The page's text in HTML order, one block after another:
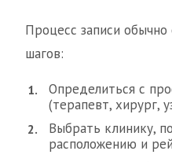
Процесс записи обычно
шагов:
Определиться с
(терапевт, хирург,
Выбрать клинику,
расположению и